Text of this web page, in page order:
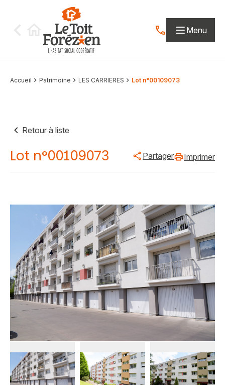
Contactez-nous
Menu
Accueil Patrimoine LES CARRIERES Lot n°00109073
Retour à liste
Lot n°00109073 Partager Imprimer